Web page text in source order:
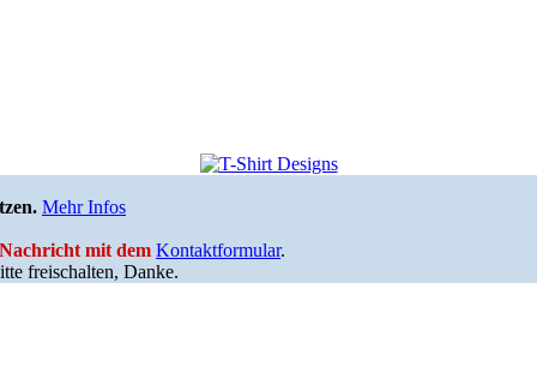
Mehr Infos
mit dem Kontaktformular.
freischalten, Danke.